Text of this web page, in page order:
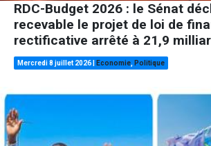
RDC-Budget 2026 : le Sénat
recevable le projet de loi de
rectificative arrêté à 21,9
Mercredi 8 juillet 2026 Economie Politique